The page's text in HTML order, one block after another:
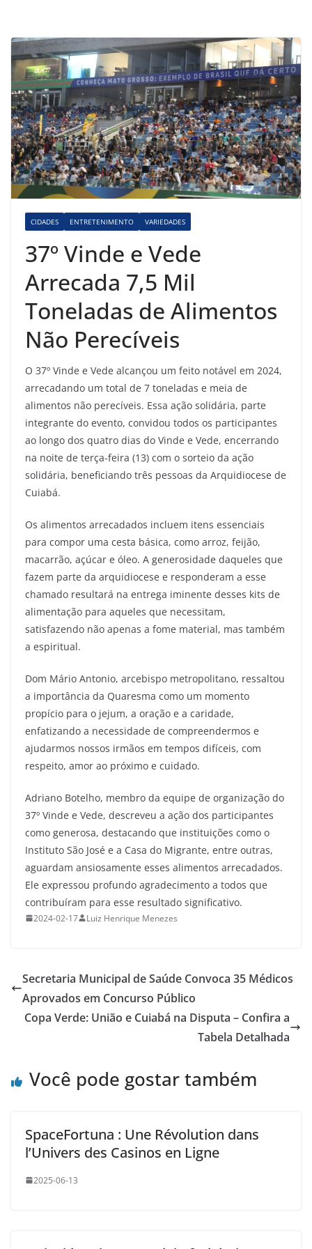
CIDADES ENTRETENIMENTO VARIEDADES
37º Vinde e Vede
Arrecada 7,5 Mil
Toneladas de Alimentos
Não Perecíveis
O 37º Vinde e Vede alcançou um feito notável em 2024,
arrecadando um total de 7 toneladas e meia de
alimentos não perecíveis. Essa ação solidária, parte
integrante do evento, convidou todos os participantes
ao longo dos quatro dias do Vinde e Vede, encerrando
na noite de terça-feira (13) com o sorteio da ação
solidária, beneficiando três pessoas da Arquidiocese de
Cuiabá.
Os alimentos arrecadados incluem itens essenciais
para compor uma cesta básica, como arroz, feijão,
macarrão, açúcar e óleo. A generosidade daqueles que
fazem parte da arquidiocese e responderam a esse
chamado resultará na entrega iminente desses kits de
alimentação para aqueles que necessitam,
satisfazendo não apenas a fome material, mas também
a espiritual.
Dom Mário Antonio, arcebispo metropolitano, ressaltou
a importância da Quaresma como um momento
propício para o jejum, a oração e a caridade,
enfatizando a necessidade de compreendermos e
ajudarmos nossos irmãos em tempos difíceis, com
respeito, amor ao próximo e cuidado.
Adriano Botelho, membro da equipe de organização do
37º Vinde e Vede, descreveu a ação dos participantes
como generosa, destacando que instituições como o
Instituto São José e a Casa do Migrante, entre outras,
aguardam ansiosamente esses alimentos arrecadados.
Ele expressou profundo agradecimento a todos que
contribuíram para esse resultado significativo.
2024-02-17 Luiz Henrique Menezes
Secretaria Municipal de Saúde Convoca 35 Médicos
Aprovados em Concurso Público
Copa Verde: União e Cuiabá na Disputa – Confira a
Tabela Detalhada
Você pode gostar também
SpaceFortuna : Une Révolution dans
l’Univers des Casinos en Ligne
2025-06-13